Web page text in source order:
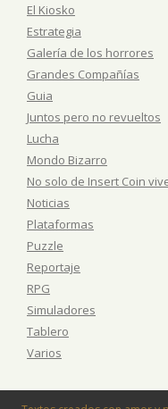
El Kiosko
Estrategia
Galería de los horrores
Grandes Compañías
Guia
Juntos pero no revueltos
Lucha
Mondo Bizarro
No solo de Insert Coin
Noticias
Plataformas
Puzzle
Reportaje
RPG
Simuladores
Tablero
Varios